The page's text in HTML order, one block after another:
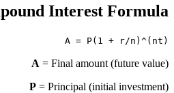
Interest Formula
A = P(1 + r/n)^(nt)
A = Final amount (future value)
P = Principal (initial investment)